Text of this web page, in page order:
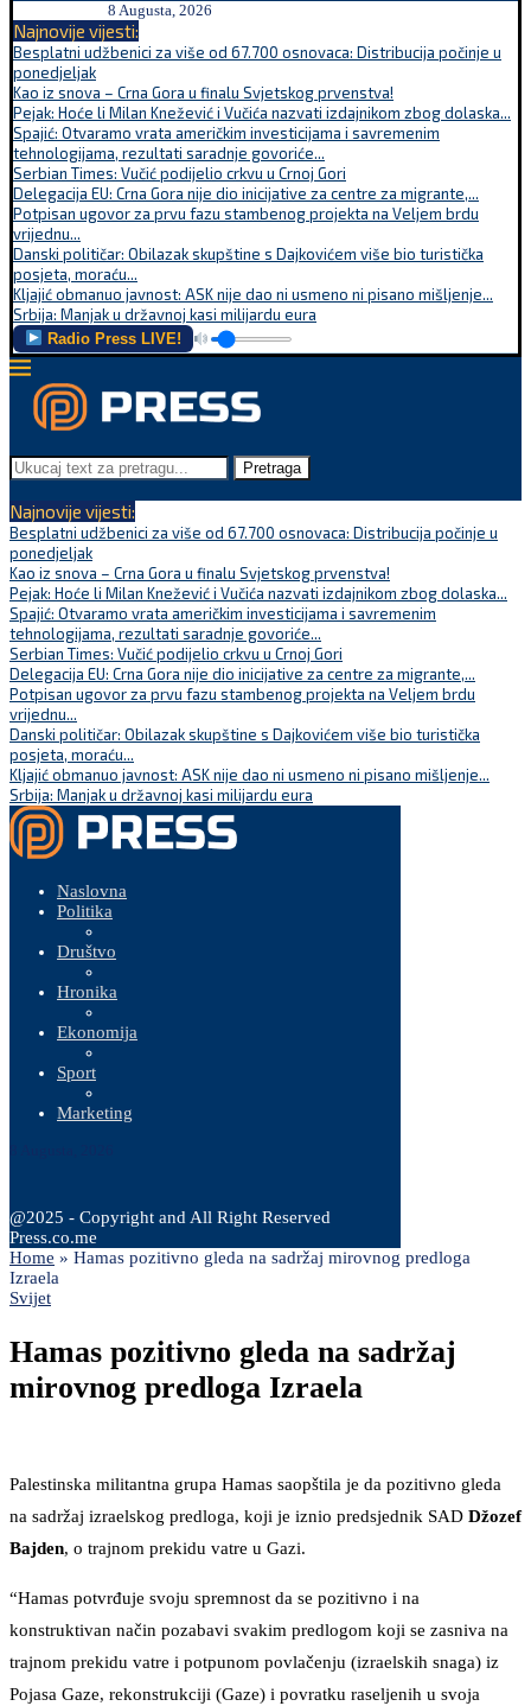
8 Augusta, 2026
Najnovije vijesti:
Besplatni udžbenici za više od 67.700 osnovaca: Distribucija počinje u
ponedjeljak
Kao iz snova – Crna Gora u finalu Svjetskog prvenstva!
Pejak: Hoće li Milan Knežević i Vučića nazvati izdajnikom zbog dolaska...
Spajić: Otvaramo vrata američkim investicijama i savremenim
tehnologijama, rezultati saradnje govoriće...
Serbian Times: Vučić podijelio crkvu u Crnoj Gori
Delegacija EU: Crna Gora nije dio inicijative za centre za migrante,...
Potpisan ugovor za prvu fazu stambenog projekta na Veljem brdu
vrijednu...
Danski političar: Obilazak skupštine s Dajkovićem više bio turistička
posjeta, moraću...
Kljajić obmanuo javnost: ASK nije dao ni usmeno ni pisano mišljenje...
Srbija: Manjak u državnoj kasi milijardu eura
Radio Press LIVE!
Pretraga
Najnovije vijesti:
Besplatni udžbenici za više od 67.700 osnovaca: Distribucija počinje u
ponedjeljak
Kao iz snova – Crna Gora u finalu Svjetskog prvenstva!
Pejak: Hoće li Milan Knežević i Vučića nazvati izdajnikom zbog dolaska...
Spajić: Otvaramo vrata američkim investicijama i savremenim
tehnologijama, rezultati saradnje govoriće...
Serbian Times: Vučić podijelio crkvu u Crnoj Gori
Delegacija EU: Crna Gora nije dio inicijative za centre za migrante,...
Potpisan ugovor za prvu fazu stambenog projekta na Veljem brdu
vrijednu...
Danski političar: Obilazak skupštine s Dajkovićem više bio turistička
posjeta, moraću...
Kljajić obmanuo javnost: ASK nije dao ni usmeno ni pisano mišljenje...
Srbija: Manjak u državnoj kasi milijardu eura
Naslovna
Politika
Društvo
Hronika
Ekonomija
Sport
Marketing
@2025 - Copyright and All Right Reserved
Press.co.me
Home » Hamas pozitivno gleda na sadržaj mirovnog predloga
Izraela
Svijet
Hamas pozitivno gleda na sadržaj
mirovnog predloga Izraela
Palestinska militantna grupa Hamas saopštila je da pozitivno gleda
na sadržaj izraelskog predloga, koji je iznio predsjednik SAD Džozef
Bajden, o trajnom prekidu vatre u Gazi.
“Hamas potvrđuje svoju spremnost da se pozitivno i na
konstruktivan način pozabavi svakim predlogom koji se zasniva na
trajnom prekidu vatre i potpunom povlačenju (izraelskih snaga) iz
Pojasa Gaze, rekonstrukciji (Gaze) i povratku raseljenih u svoja